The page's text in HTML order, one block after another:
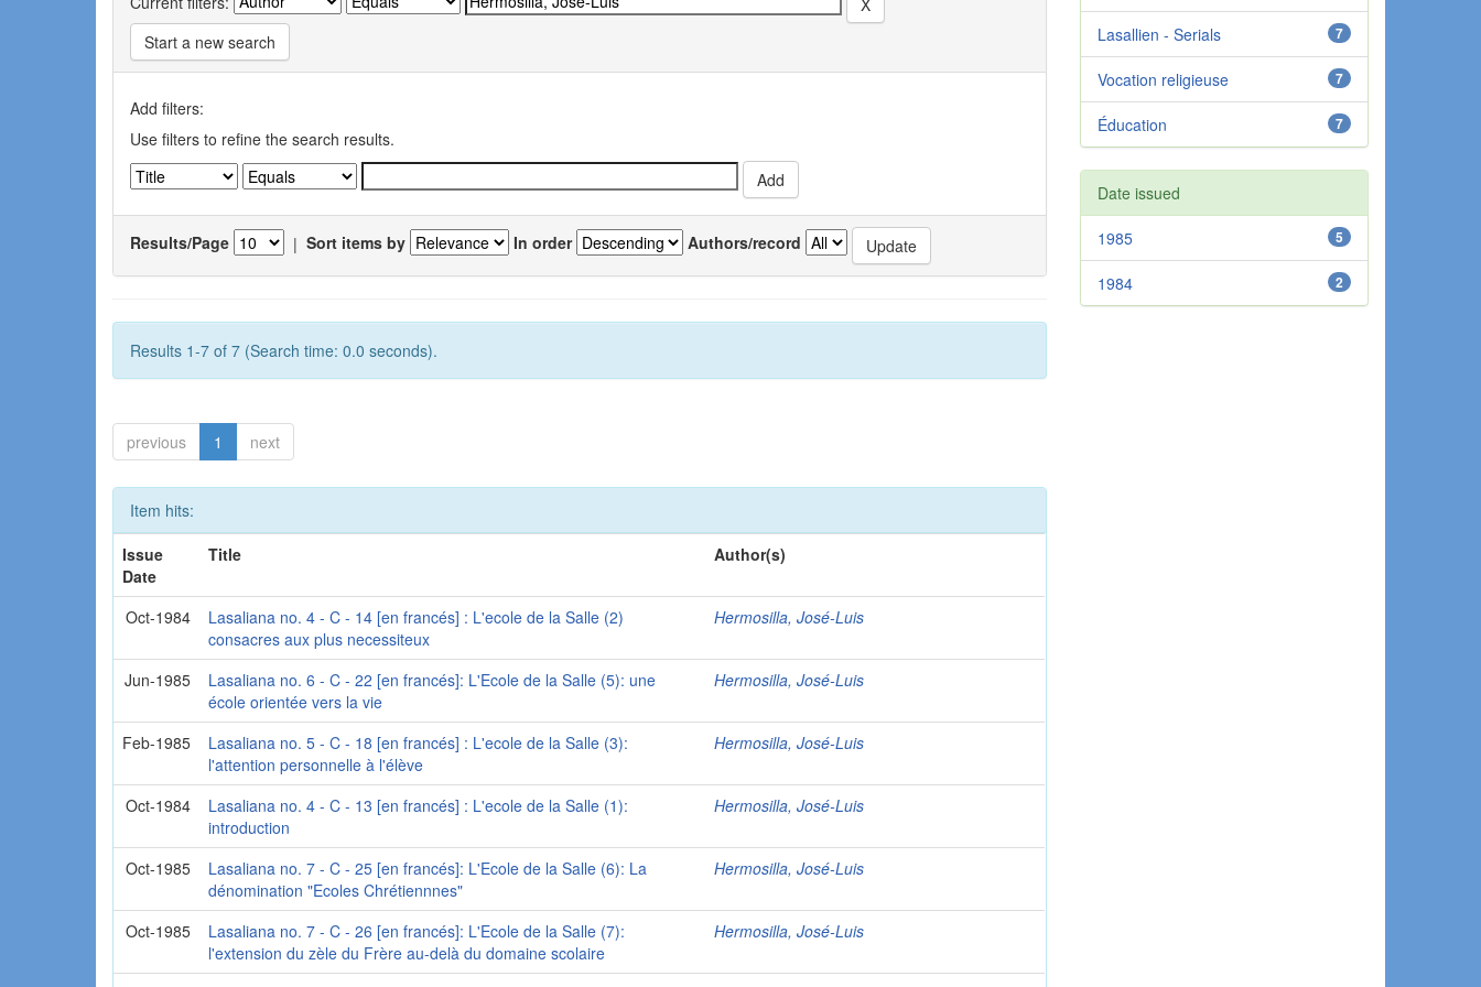
Start a new search
Add filters:
Use filters to refine the search results.
Results/Page | Sort items by In order Authors/record
Results 1-7 of 7 (Search time: 0.0 seconds).
previous 1 next
Item hits:
Issue
Date
Title Author(s)
Oct-1984
Lasaliana no. 4 - C - 14 [en francés] : L'ecole de la Salle (2)
consacres aux plus necessiteux
Hermosilla, José-Luis
Jun-1985
Lasaliana no. 6 - C - 22 [en francés]: L'Ecole de la Salle (5): une
école orientée vers la vie
Hermosilla, José-Luis
Feb-1985
Lasaliana no. 5 - C - 18 [en francés] : L'ecole de la Salle (3):
l'attention personnelle à l'élève
Hermosilla, José-Luis
Oct-1984
Lasaliana no. 4 - C - 13 [en francés] : L'ecole de la Salle (1):
introduction
Hermosilla, José-Luis
Oct-1985
Lasaliana no. 7 - C - 25 [en francés]: L'Ecole de la Salle (6): La
dénomination "Ecoles Chrétiennnes"
Hermosilla, José-Luis
Oct-1985
Lasaliana no. 7 - C - 26 [en francés]: L'Ecole de la Salle (7):
l'extension du zèle du Frère au-delà du domaine scolaire
Hermosilla, José-Luis
7
Lasallien - Serials
7
Vocation religieuse
7
Éducation
Date issued
5
1985
2
1984